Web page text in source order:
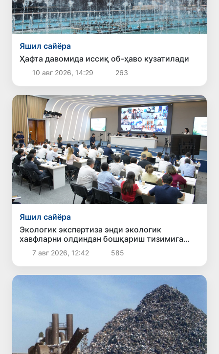
Яшил сайёра
Ҳафта давомида иссиқ об-ҳаво кузатилади
10 авг 2026, 14:29 263
Яшил сайёра
Экологик экспертиза энди экологик
хавфларни олдиндан бошқариш тизимига
айланади
7 авг 2026, 12:42 585